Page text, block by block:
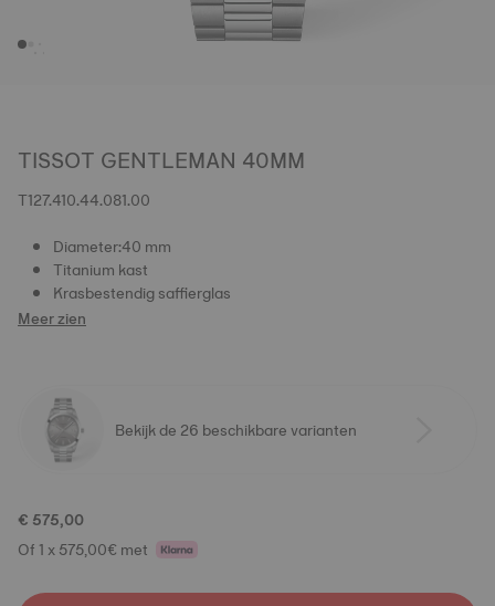
TISSOT GENTLEMAN 40MM
T127.410.44.081.00
Diameter:40 mm
Titanium kast
Krasbestendig saffierglas
Meer zien
Bekijk de 26 beschikbare varianten
€ 575,00
Of 1 x 575,00€ met